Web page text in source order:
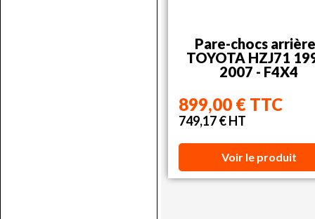
Pare-chocs
TOYOTA HZJ71
2007 - F4X4
899,00 € TTC
749,17 € HT
Voir le produit